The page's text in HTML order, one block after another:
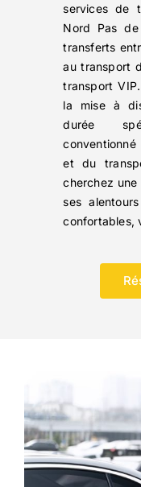
services de
Nord Pas
transferts
au transport
transport
la mise à
durée
et du
cherchez une
ses
confortables,